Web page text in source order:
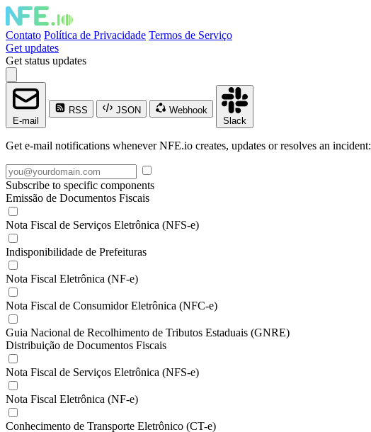
Contato Política de Privacidade Termos de Serviço
Get updates
Get status updates
E-mail
RSS JSON
Webhook
Slack
Get e-mail notifications whenever NFE.io creates, updates or resolves an incident:
Subscribe to specific components
Emissão de Documentos Fiscais
Nota Fiscal de Serviços Eletrônica (NFS-e)
Indisponibilidade de Prefeituras
Nota Fiscal Eletrônica (NF-e)
Nota Fiscal de Consumidor Eletrônica (NFC-e)
Guia Nacional de Recolhimento de Tributos Estaduais (GNRE)
Distribuição de Documentos Fiscais
Nota Fiscal de Serviços Eletrônica (NFS-e)
Nota Fiscal Eletrônica (NF-e)
Conhecimento de Transporte Eletrônico (CT-e)